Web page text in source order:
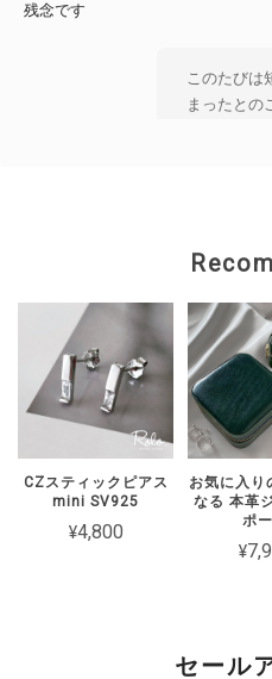
残念です
このたびは
まったとの
がショップ
【Roloアクセ
ワインレッド（期
2026/02/15
2週間経たずでチェーンがちぎれ
に残念です
ん。 大切な
CZスティックピアス
mini SV925
¥4,800
お気に入り
なる 本革
ポ
セール